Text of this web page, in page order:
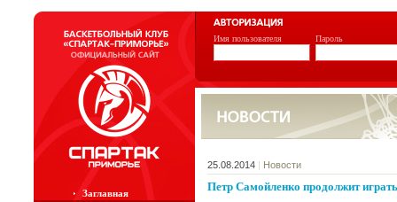
Имя пользователя Пароль
Заглавная
25.08.2014 | Новости
Петр Самойленко продолжит